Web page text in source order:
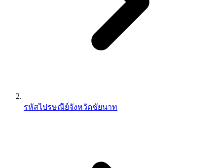
รหัสไปรษณีย์จังหวัดชัยนาท